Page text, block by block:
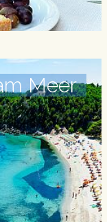
Meer